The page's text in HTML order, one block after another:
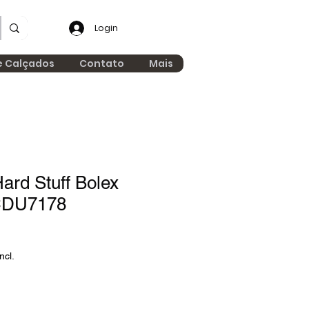
Login
Calçados Contato Mais
Stuff Bolex